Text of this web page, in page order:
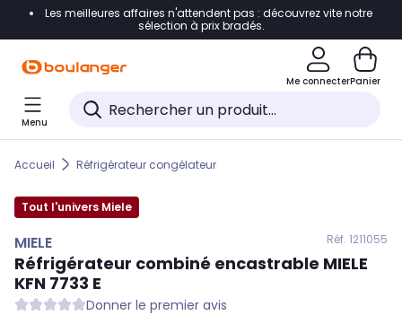
Accéder directement à la navigation
Accéder directement au pied de page
Accéder directement au chatbot
Les meilleures affaires n'attendent pas : découvrez vite notre
sélection à prix bradés.
Me connecterPanier
Menu
Accueil Réfrigérateur congélateur
Tout l'univers Miele
MIELE Réf. 1211055
Réfrigérateur combiné encastrable MIELE
KFN 7733 E
Donner le premier avis